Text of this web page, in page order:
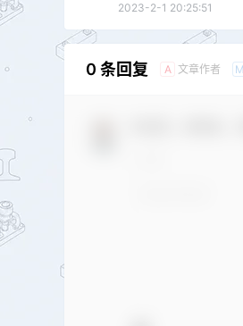
2023-2-1 20:25:51
0 条回复 A 文章作者 M